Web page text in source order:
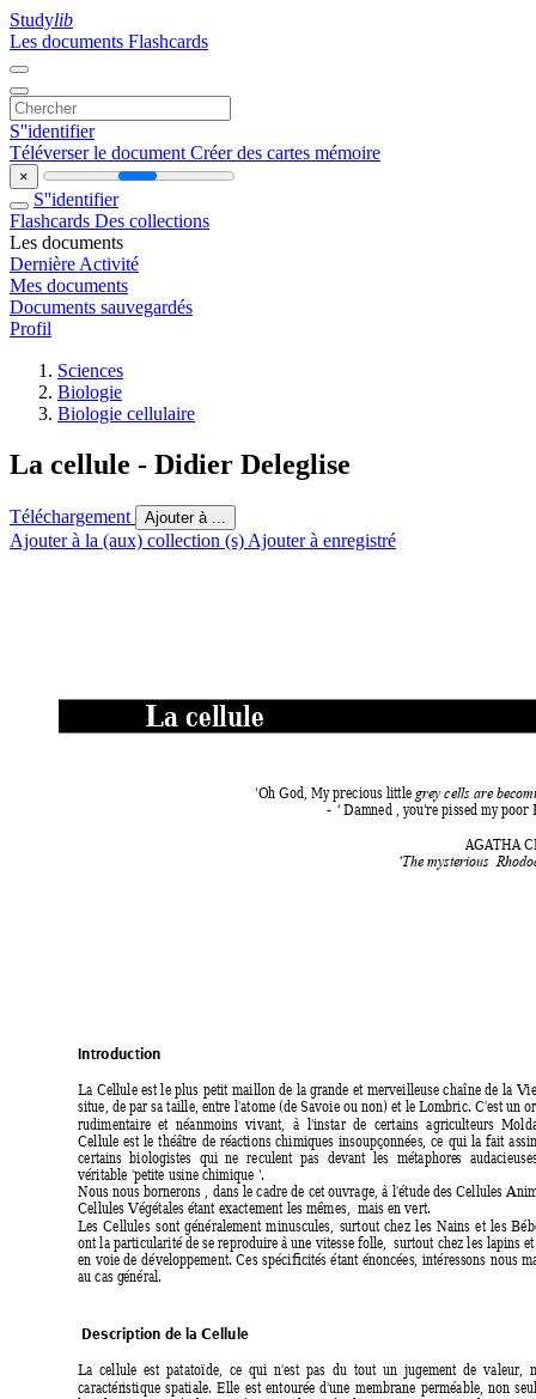
Studylib
Les documents Flashcards
S''identifier
Téléverser le document Créer des cartes mémoire
×
S''identifier
Flashcards Des collections
Les documents
Dernière Activité
Mes documents
Documents sauvegardés
Profil
Sciences
Biologie
Biologie cellulaire
La cellule - Didier Deleglise
Téléchargement Ajouter à ...
Ajouter à la (aux) collection (s) Ajouter à enregistré
La cellule
'Oh God, My precious little grey cells are bec
- ‘ Damned , you're pissed my
AGATHA
‘The mysterious
Introduction
La Cellule est le plus petit maillon de la grande et merveilleuse chaîne de la
situe, de par sa taille, entre l'atome (de Savoie ou non) et le Lombric. C'est un
rudimentaire et néanmoins vivant, à l'instar de certains agriculteurs
Cellule est le théâtre de réactions chimiques insoupçonnées, ce qui la fait
certains biologistes qui ne reculent pas devant les métaphores
véritable 'petite usine chimique '.
Nous nous bornerons , dans le cadre de cet ouvrage, à l'étude des Cellules
Cellules Végétales étant exactement les mêmes,  mais en vert.
Les Cellules sont généralement minuscules, surtout chez les Nains et les
ont la particularité de se reproduire à une vitesse folle,  surtout chez les lapins
en voie de développement. Ces spécificités étant énoncées, intéressons nous
au cas général.
Description de la Cellule
La cellule est patatoïde, ce qui n'est  pas du  tout un jugement de valeur,
caractéristique spatiale. Elle est entourée d'une membrane perméable, non